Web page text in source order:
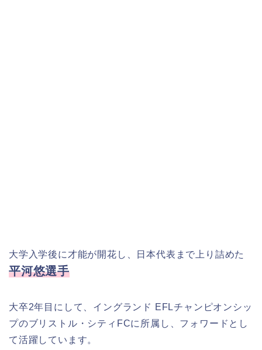
大学入学後に才能が開花し、日本代表まで上り詰めた
平河悠選手
大卒2年目にして、イングランド EFLチャンピオンシッ
プのブリストル・シティFCに所属し、フォワードとし
て活躍しています。